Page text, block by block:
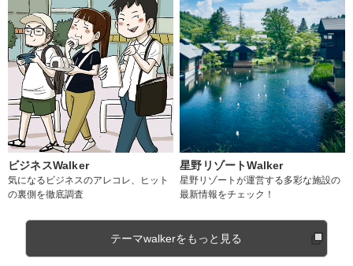
ビジネスWalker
気になるビジネスのアレコレ、ヒット
の裏側を徹底調査
星野リゾートWalker
星野リゾートが運営する多彩な施設の
最新情報をチェック！
テーマwalkerをもっと見る